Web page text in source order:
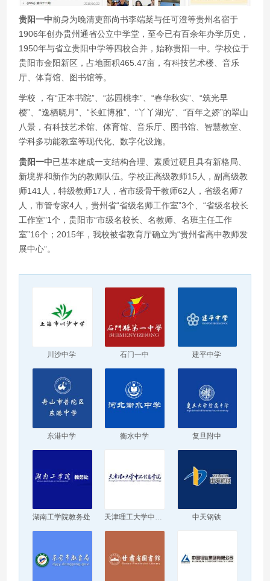
贵阳一中前身为晚清吏部尚书李端棻与任可澄等贵州名宿于
1906年创办贵州通省公立中学堂，至今已有百余年办学历史，
1950年与省立贵阳中学等四校合并，始称贵阳一中。学校位于
贵阳市金阳新区，占地面积465.47亩，有科技艺术楼、音乐
厅、体育馆、图书馆等。
学校 ，有“正本书院”、“苾园桃李”、“春华秋实”、“筑光早
樱”、“逸栖晓月”、“长虹博雅”、“丫丫湖光”、“百年之娇”的翠山
八景，有科技艺术馆、体育馆、音乐厅、图书馆、智慧教室、
学科多功能教室等现代化、数字化设施。
贵阳一中已基本建成一支结构合理、素质过硬且具有新格局、
新境界和新作为的教师队伍。学校正高级教师15人，副高级教
师141人，特级教师17人，省市级骨干教师62人，省级名师7
人，市管专家4人，贵州省“省级名师工作室”3个、“省级名校长
工作室”1个，贵阳市“市级名校长、名教师、名班主任工作
室”16个；2015年，我校被省教育厅确立为“贵州省高中教师发
展中心”。
川沙中学 石门一中 建平中学
东港中学 衡水中学 复旦附中
湖南工学院教务处 天津理工大学中环信息学院 中天钢铁